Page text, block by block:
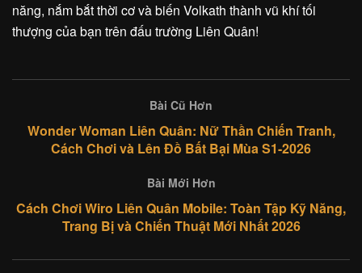
năng, nắm bắt thời cơ và biến Volkath thành vũ khí tối
thượng của bạn trên đấu trường Liên Quân!
Bài Cũ Hơn
Wonder Woman Liên Quân: Nữ Thần Chiến Tranh,
Cách Chơi và Lên Đồ Bất Bại Mùa S1-2026
Bài Mới Hơn
Cách Chơi Wiro Liên Quân Mobile: Toàn Tập Kỹ Năng,
Trang Bị và Chiến Thuật Mới Nhất 2026